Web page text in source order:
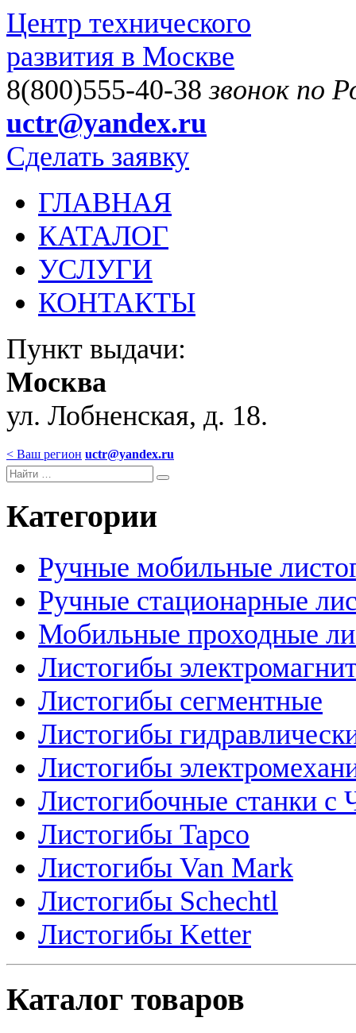
Центр технического
развития в Москве
8(800)555-40-38звонок по
uctr@yandex.ru
Сделать заявку
ГЛАВНАЯ
КАТАЛОГ
УСЛУГИ
КОНТАКТЫ
Пункт выдачи:
Москва
ул. Лобненская, д. 18.
< Ваш регион uctr@yandex.ru
Категории
Ручные мобильные
Ручные стационарные
Мобильные проходные
Листогибы
Листогибы сегментные
Листогибы
Листогибы
Листогибочные станки
Листогибы Tapco
Листогибы Van Mark
Листогибы Schechtl
Листогибы Ketter
Каталог товаров